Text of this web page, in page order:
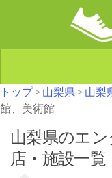
ジャンルから探す
南海トラフ巨大地震
トップ > 山梨県 > 山梨
館、美術館
山梨県のエ
店・施設一覧